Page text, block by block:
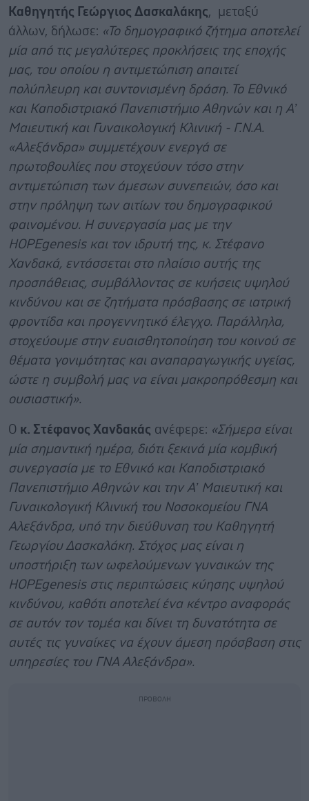
Καθηγητής Γεώργιος Δασκαλάκης, μεταξύ
άλλων, δήλωσε: «Το δημογραφικό ζήτημα αποτελεί
μία από τις μεγαλύτερες προκλήσεις της εποχής
μας, του οποίου η αντιμετώπιση απαιτεί
πολύπλευρη και συντονισμένη δράση. Το Εθνικό
και Καποδιστριακό Πανεπιστήμιο Αθηνών και η Α’
Μαιευτική και Γυναικολογική Κλινική - Γ.Ν.Α.
«Αλεξάνδρα» συμμετέχουν ενεργά σε
πρωτοβουλίες που στοχεύουν τόσο στην
αντιμετώπιση των άμεσων συνεπειών, όσο και
στην πρόληψη των αιτίων του δημογραφικού
φαινομένου. Η συνεργασία μας με την
HOPEgenesis και τον ιδρυτή της, κ. Στέφανο
Χανδακά, εντάσσεται στο πλαίσιο αυτής της
προσπάθειας, συμβάλλοντας σε κυήσεις υψηλού
κινδύνου και σε ζητήματα πρόσβασης σε ιατρική
φροντίδα και προγεννητικό έλεγχο. Παράλληλα,
στοχεύουμε στην ευαισθητοποίηση του κοινού σε
θέματα γονιμότητας και αναπαραγωγικής υγείας,
ώστε η συμβολή μας να είναι μακροπρόθεσμη και
ουσιαστική».
Ο κ. Στέφανος Χανδακάς ανέφερε: «Σήμερα είναι
μία σημαντική ημέρα, διότι ξεκινά μία κομβική
συνεργασία με το Εθνικό και Καποδιστριακό
Πανεπιστήμιο Αθηνών και την Α’ Μαιευτική και
Γυναικολογική Κλινική του Νοσοκομείου ΓΝΑ
Αλεξάνδρα, υπό την διεύθυνση του Καθηγητή
Γεωργίου Δασκαλάκη. Στόχος μας είναι η
υποστήριξη των ωφελούμενων γυναικών της
HOPEgenesis στις περιπτώσεις κύησης υψηλού
κινδύνου, καθότι αποτελεί ένα κέντρο αναφοράς
σε αυτόν τον τομέα και δίνει τη δυνατότητα σε
αυτές τις γυναίκες να έχουν άμεση πρόσβαση στις
υπηρεσίες του ΓΝΑ Αλεξάνδρα».